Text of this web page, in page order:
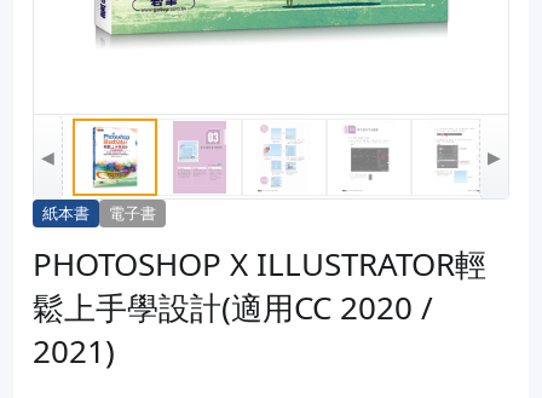
◀ ▶
紙本書 電子書
PHOTOSHOP X ILLUSTRATOR輕
鬆上手學設計(適用CC 2020 /
2021)